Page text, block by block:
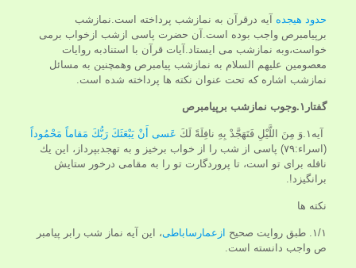
حدود هیجده
آیه درقرآن به نمازشب پرداخته است.نمازشب
برپیامبرص واجب بوده است.آن حضرت پاسی ازشب ازخواب برمی
خواست،وبه نمازشب می ایستاد.آیات قرآن با استنادبه روایات
معصومین علیهم السلام به نمازشب پیامبرص وهمچنین به مسائل
نمازشب اشاره که تحت عنوان نکته ها پرداخته شده است.
گفتار۱.وجوب نمازشب برپیامبرص
آیه۱.وَ مِنَ اللَّيْلِ فَتَهَجَّدْ بِهِ نافِلَةً لَكَ
عَسى‏ أَنْ يَبْعَثَكَ رَبُّكَ مَقاماً مَحْمُوداً
(اسراء:۷۹) پاسى از شب را از خواب برخيز و به تهجدبپرداز، اين يك
نافله براى تو است، تا پروردگارت تو را به مقامى درخور ستايش
برانگيزد!.
نکته ها
۱/۱. طبق روایت صحیح ازعمارساباطی، این آیه نماز شب رابر پيامبر
ص واجب دانسته است.